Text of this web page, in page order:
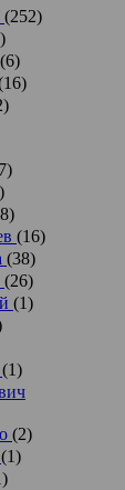
(252)
(6)
(16)
(38)
(26)
(1)
(1)
(2)
(1)